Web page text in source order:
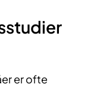
er ofte